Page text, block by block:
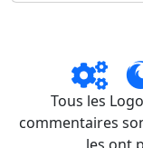
Tous les
commentaires